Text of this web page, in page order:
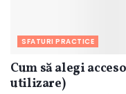
SFATURI PRACTICE
Cum să alegi
utilizare)